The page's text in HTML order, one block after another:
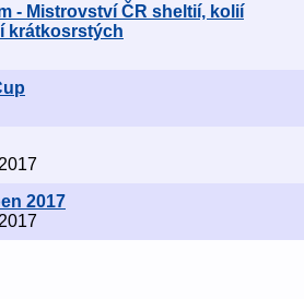
- Mistrovství ČR sheltií, kolií
krátkosrstých
2017